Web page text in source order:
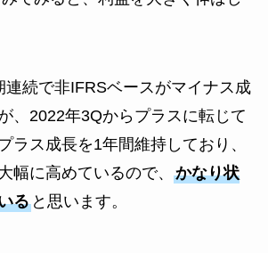
連続で非IFRSベースがマイナス成
、2022年3Qからプラスに転じて
ラス成長を1年間維持しており、
幅に高めているので、 かなり状
ると思います。